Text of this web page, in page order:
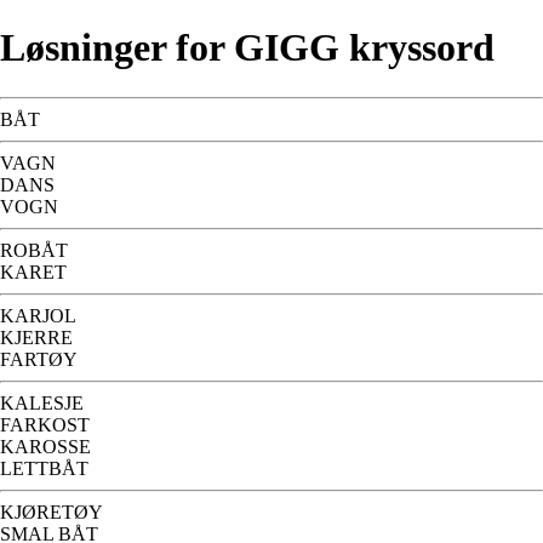
Løsninger for GIGG kryssord
BÅT
VAGN
DANS
VOGN
ROBÅT
KARET
KARJOL
KJERRE
FARTØY
KALESJE
FARKOST
KAROSSE
LETTBÅT
KJØRETØY
SMAL BÅT